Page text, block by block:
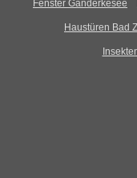
Fenster Ganderkesee
Haustüren Bad